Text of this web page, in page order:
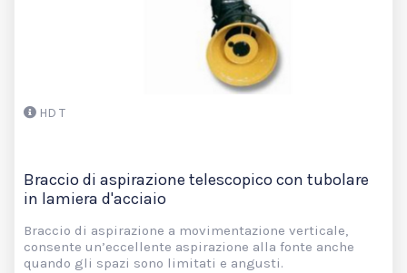
HD T
Braccio di aspirazione telescopico con tubolare
in lamiera d'acciaio
Braccio di aspirazione a movimentazione verticale,
consente un’eccellente aspirazione alla fonte anche
quando gli spazi sono limitati e angusti.